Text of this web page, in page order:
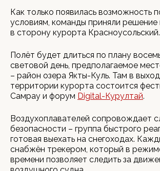
Как только появилась возможность
условиям, команды приняли решение
в сторону курорта Красноусольский.
Полёт будет длиться по плану
световой день, предполагаемое
– район озера Якты-Куль. Там в
территории курорта состоится
Самрау и форум Digital-Курултай.
Воздухоплавателей сопровождает
безопасности – группа быстрого
готовая выехать на снегоходах.
снабжён трекером, который в
времени позволяет следить за